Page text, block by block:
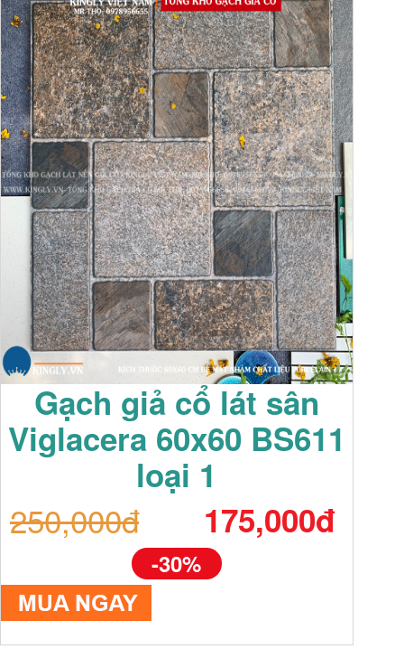
Gạch giả cổ lát sân
Viglacera 60x60 BS611
loại 1
250,000đ
175,000đ
-30%